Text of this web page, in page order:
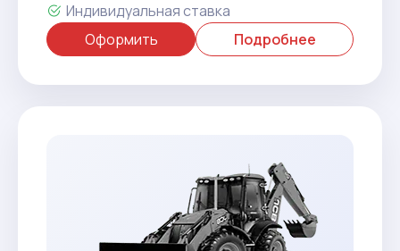
Индивидуальная ставка
Оформить
Подробнее